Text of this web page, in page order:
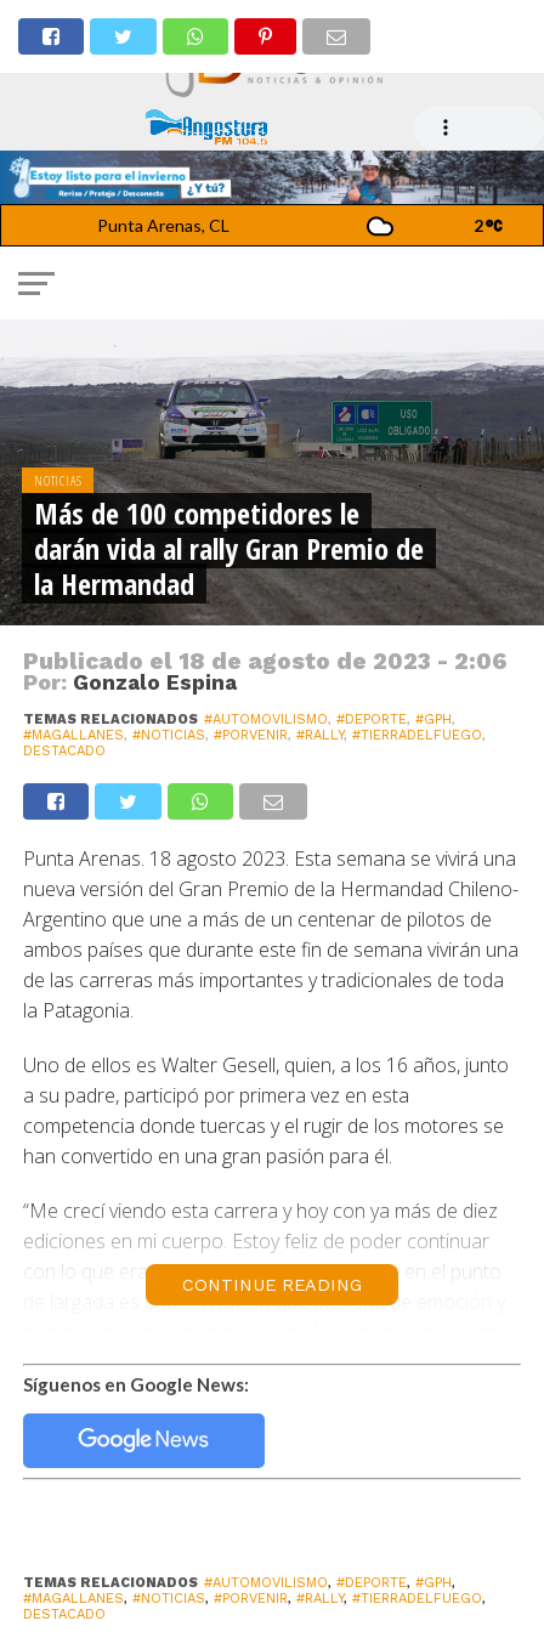
Punta Arenas, CL 2
NOTICIAS
Más de 100 competidores le
darán vida al rally Gran Premio de
la Hermandad
Publicado el 18 de agosto de 2023 - 2:06
Por: Gonzalo Espina
TEMAS RELACIONADOS #AUTOMOVILISMO, #DEPORTE, #GPH,
#MAGALLANES, #NOTICIAS, #PORVENIR, #RALLY, #TIERRADELFUEGO,
DESTACADO
Punta Arenas. 18 agosto 2023. Esta semana se vivirá una
nueva versión del Gran Premio de la Hermandad Chileno-
Argentino que une a más de un centenar de pilotos de
ambos países que durante este fin de semana vivirán una
de las carreras más importantes y tradicionales de toda
la Patagonia.
Uno de ellos es Walter Gesell, quien, a los 16 años, junto
a su padre, participó por primera vez en esta
competencia donde tuercas y el rugir de los motores se
han convertido en una gran pasión para él.
“Me crecí viendo esta carrera y hoy con ya más de diez
ediciones en mi cuerpo. Estoy feliz de poder continuar
con lo que era la esencia de mi padre. Estar en el punto
de largada es una sensación que me llena de emoción y
emocionado con el resultado gracias a sus enseñanzas”
indicó Gesell, piloto de la categoría D.
Este fin de semana serán más de 40 pilotos chilenos los
que participarán de esta nueva versión de la carrera que
Como es tradición la competencia une a pilotos de
distintas ciudades de ambos países quienes buscaran
CONTINUE READING
Síguenos en Google News:
TEMAS RELACIONADOS #AUTOMOVILISMO, #DEPORTE, #GPH,
#MAGALLANES, #NOTICIAS, #PORVENIR, #RALLY, #TIERRADELFUEGO,
DESTACADO